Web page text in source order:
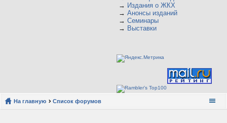
→ Издания о ЖКХ
→ Анонсы изданий
→ Семинары
→ Выставки
На главную Список форумов